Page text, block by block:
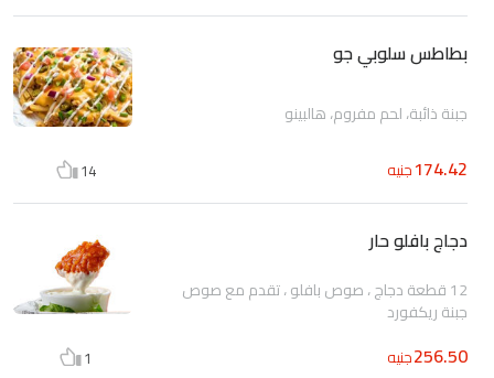
بطاطس سلوبي جو
جبنة ذائبة، لحم مفروم، هالبينو
174.42جنيه 14
دجاج بافلو حار
12 قطعة دجاج ، صوص بافلو ، تقدم مع صوص
جبنة ريكفورد
256.50جنيه 1